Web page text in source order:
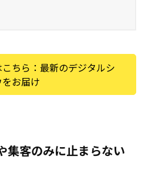
ちら：最新のデジタルシ
お届け
集客のみに止まらない